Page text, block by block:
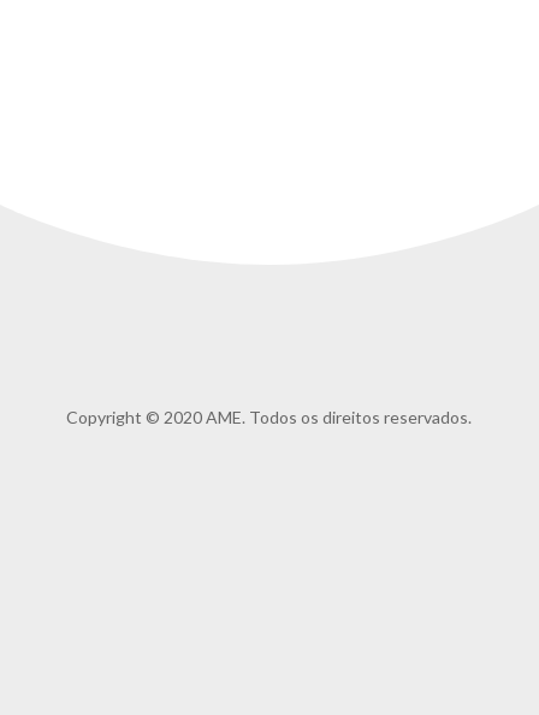
Copyright © 2020 AME. Todos os direitos reservados.